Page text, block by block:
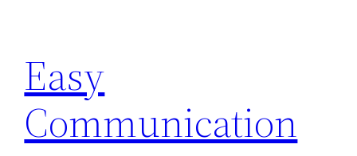
contenu
Easy
Communication